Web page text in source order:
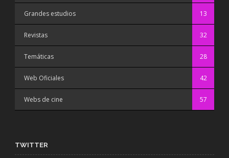
Grandes estudios 13
Revistas 32
Temáticas 28
Web Oficiales 42
Webs de cine 57
TWITTER